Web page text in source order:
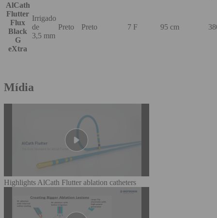
AlCath
Flutter
Flux
Black
G
eXtra
Irrigado
de
3,5 mm
Preto Preto 7 F 95 cm
Mídia
Highlights AlCath Flutter ablation catheters